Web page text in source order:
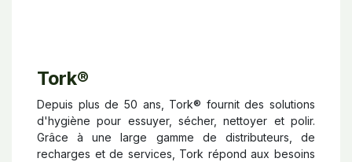
Tork®
Depuis plus de 50 ans, Tork® fournit des solutions
d'hygiène pour essuyer, sécher, nettoyer et polir.
Grâce à une large gamme de distributeurs, de
recharges et de services, Tork répond aux besoins